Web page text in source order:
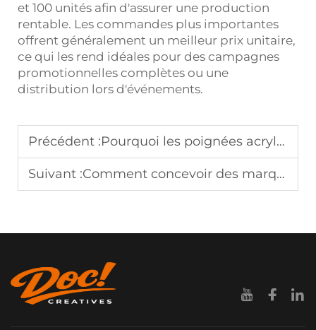
et 100 unités afin d'assurer une production
rentable. Les commandes plus importantes
offrent généralement un meilleur prix unitaire,
ce qui les rend idéales pour des campagnes
promotionnelles complètes ou une
distribution lors d'événements.
Précédent :Pourquoi les poignées acryliques pour téléphone sont idéales comme cadeaux promotionnels haut de gamme
Suivant :Comment concevoir des marque-pages acryliques personnalisés pour librairies et boutiques de cadeaux